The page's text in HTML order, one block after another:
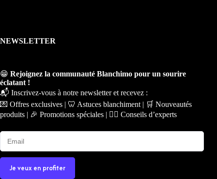
NEWSLETTER
😁 Rejoignez la communauté Blanchimo pour un sourire
éclatant !
📬 Inscrivez-vous à notre newsletter et recevez :
💌 Offres exclusives | 🦷 Astuces blanchiment | 🛒 Nouveautés
produits | 🎉 Promotions spéciales | 🧑‍⚕️ Conseils d’experts
Je veux en profiter